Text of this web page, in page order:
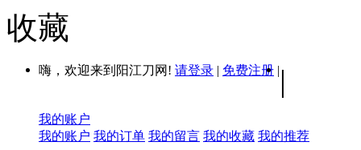
收藏
嗨，欢迎来到阳江刀网! 请登录 | 免费注册 | |
我的账户
我的账户 我的订单 我的留言 我的收藏 我的推荐